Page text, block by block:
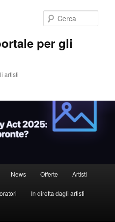
per gli
artisti
News Offerte Artisti
In diretta dagli artisti